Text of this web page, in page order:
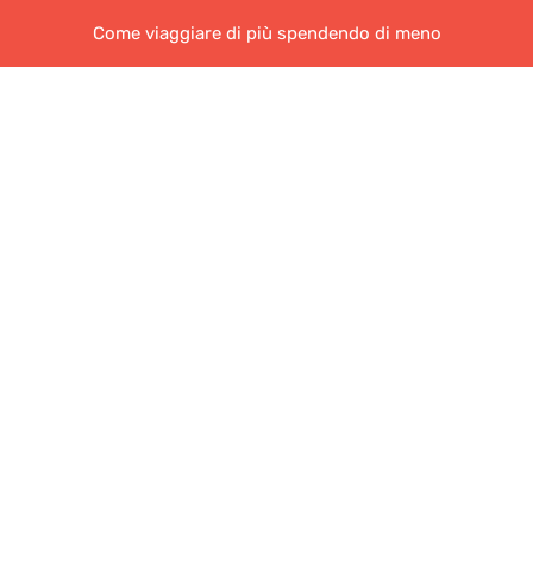
Come viaggiare di più spendendo di meno